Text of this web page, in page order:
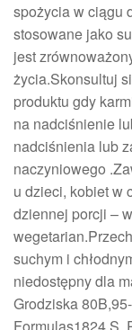
spożycia w ciągu
stosowane jako
jest
życia.Skonsultuj
produktu gdy
na nadciśnienie
nadciśnienia lub
naczyniowego
u dzieci, kobiet w
dziennej porcji –
suchym i
niedostępny dla
Grodziska